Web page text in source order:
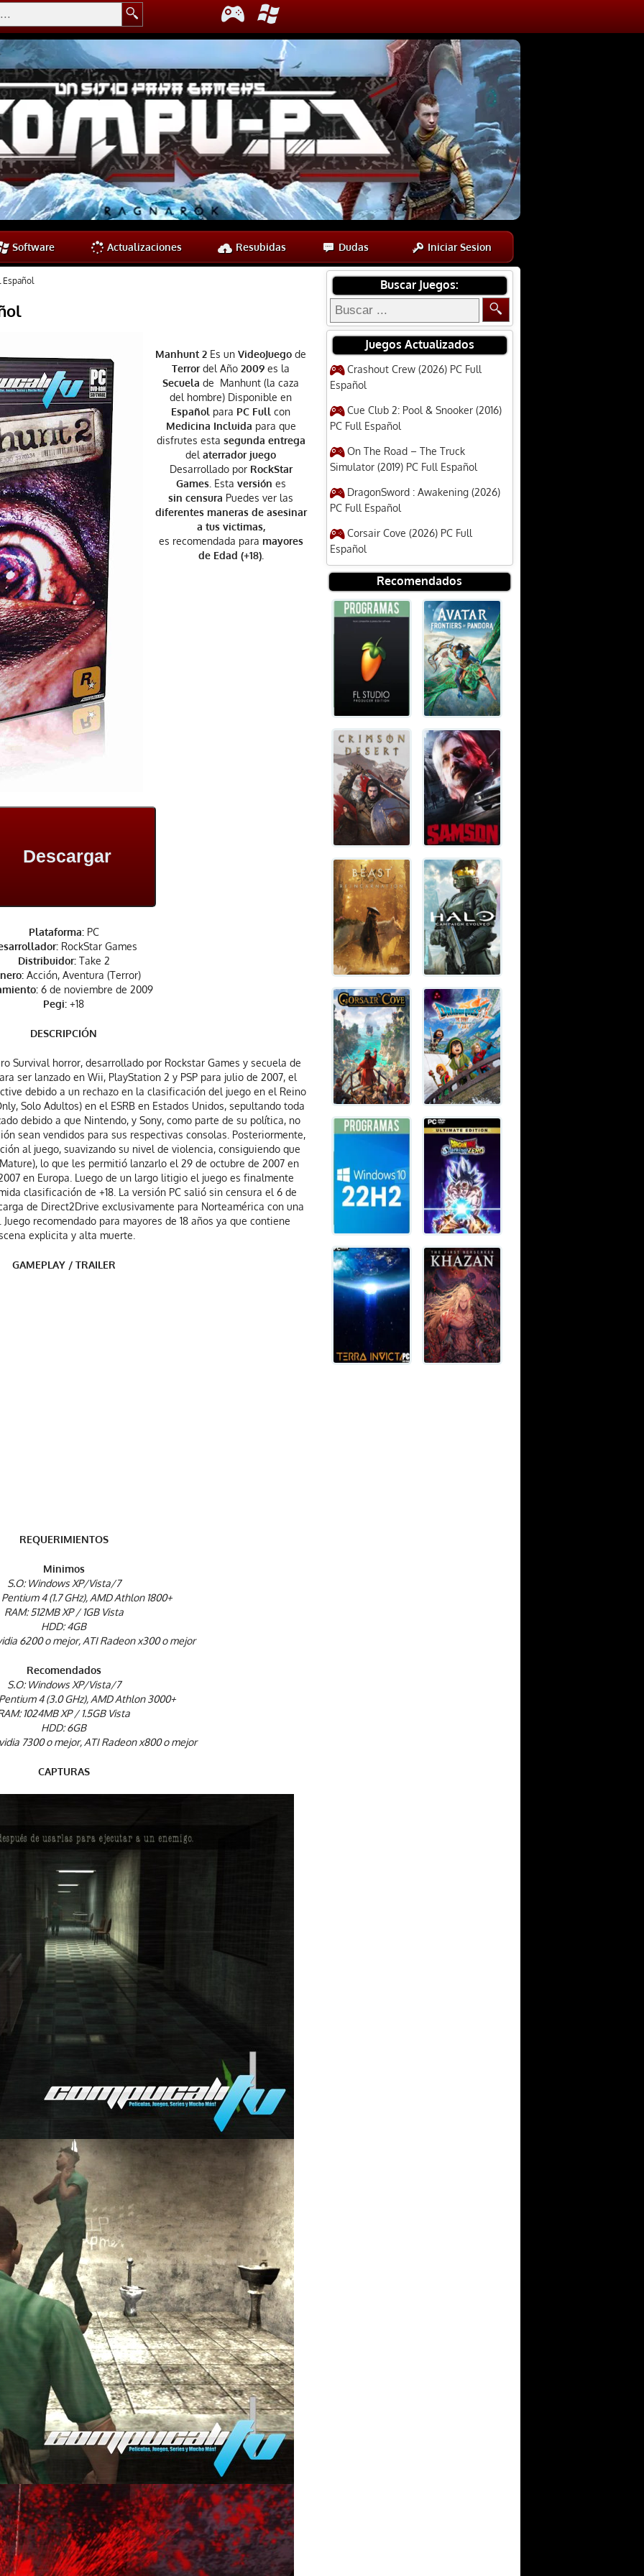
Software Actualizaciones Resubidas Dudas Iniciar Sesion
Español
Manhunt 2 Es un VideoJuego de
Terrordel Año 2009 es la
Secuela de Manhunt (la caza
del hombre) Disponible en
Español para PC Full con
Medicina Incluida para que
disfrutes esta segunda entrega
del aterrador juego
Desarrollado por RockStar
Games. Esta versión es
sin censura Puedes ver las
diferentes maneras de asesinar
a tus victimas,
es recomendada para mayores
de Edad (+18).
Descargar
Plataforma:PC
RockStar Games
Distribuidor:Take 2
Acción, Aventura (Terror)
6 de noviembre de 2009
Pegi: +18
DESCRIPCIÓN
Survival horror, desarrollado por Rockstar Games y secuela de
ser lanzado en Wii, PlayStation 2 y PSP para julio de 2007, el
debido a un rechazo en la clasificación del juego en el Reino
Solo Adultos) en el ESRB en Estados Unidos, sepultando toda
debido a que Nintendo, y Sony, como parte de su política, no
sean vendidos para sus respectivas consolas. Posteriormente,
al juego, suavizando su nivel de violencia, consiguiendo que
lo que les permitió lanzarlo el 29 de octubre de 2007 en
en Europa. Luego de un largo litigio el juego es finalmente
clasificación de +18. La versión PC salió sin censura el 6 de
de Direct2Drive exclusivamente para Norteamérica con una
recomendado para mayores de 18 años ya que contiene
explicita y alta muerte.
GAMEPLAY / TRAILER
REQUERIMIENTOS
Minimos
S.O: Windows XP/Vista/7
4 (1.7 GHz), AMD Athlon 1800+
RAM: 512MB XP / 1GB Vista
HDD: 4GB
6200 o mejor, ATI Radeon x300 o mejor
Recomendados
S.O: Windows XP/Vista/7
4 (3.0 GHz), AMD Athlon 3000+
1024MB XP / 1.5GB Vista
HDD: 6GB
7300 o mejor, ATI Radeon x800 o mejor
CAPTURAS
Buscar Juegos:
Juegos Actualizados
Crashout Crew (2026) PC Full
Español
Cue Club 2: Pool & Snooker (2016)
PC Full Español
On The Road – The Truck
Simulator (2019) PC Full Español
DragonSword : Awakening (2026)
PC Full Español
Corsair Cove (2026) PC Full
Español
Recomendados